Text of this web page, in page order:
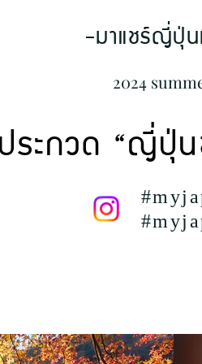
-มาแชร์ญี่ปุ่
2024
ระกวด “ญี่ปุ่